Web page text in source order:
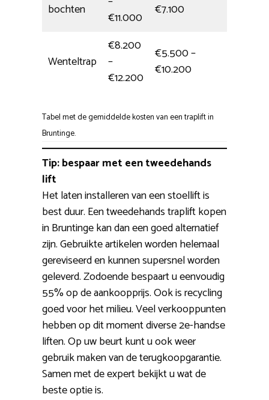
bochten
€11.000
€7.100
Wenteltrap
€8.200
–
€12.200
€5.500 –
€10.200
Tabel met de gemiddelde kosten van een traplift in
Bruntinge.
Tip: bespaar met een tweedehands
lift
Het laten installeren van een stoellift is
best duur. Een tweedehands traplift kopen
in Bruntinge kan dan een goed alternatief
zijn. Gebruikte artikelen worden helemaal
gereviseerd en kunnen supersnel worden
geleverd. Zodoende bespaart u eenvoudig
55% op de aankoopprijs. Ook is recycling
goed voor het milieu. Veel verkooppunten
hebben op dit moment diverse 2e-handse
liften. Op uw beurt kunt u ook weer
gebruik maken van de terugkoopgarantie.
Samen met de expert bekijkt u wat de
beste optie is.